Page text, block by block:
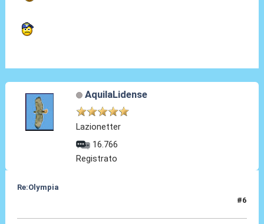
AquilaLidense
Lazionetter
16.766
Registrato
Re:Olympia
#6